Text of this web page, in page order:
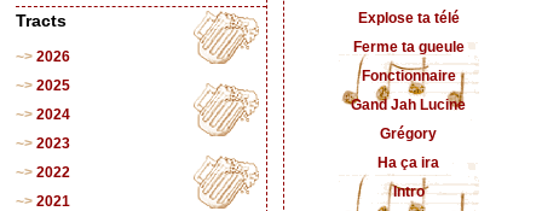
Tracts
2026
2025
2024
2023
2022
2021
Explose ta télé
Ferme ta gueule
Fonctionnaire
Gand Jah Lucine
Grégory
Ha ça ira
Intro